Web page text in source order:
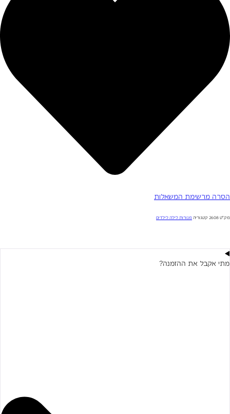
הסרה מרשימת המשאלות
מק"ט 2608 קטגוריה מנורות לילה לילדים
מתי אקבל את ההזמנה?